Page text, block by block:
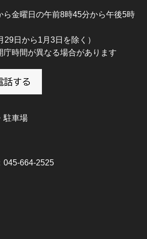
ら金曜日の午前8時45分から午後5時
29日から1月3日を除く）
時間が異なる場合があります
駐車場
045-664-2525